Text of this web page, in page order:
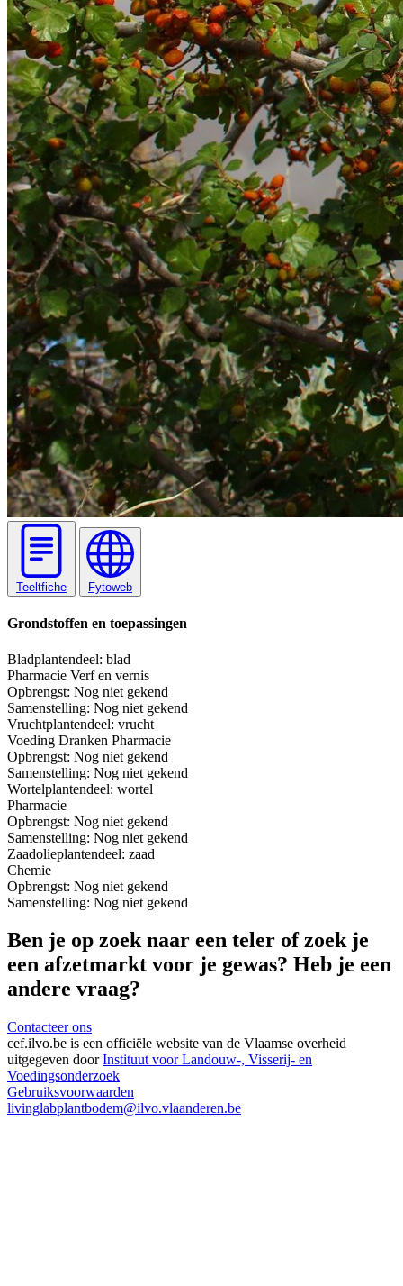
Teeltfiche Fytoweb
Grondstoffen en toepassingen
Bladplantendeel: blad
Pharmacie Verf en vernis
Opbrengst: Nog niet gekend
Samenstelling: Nog niet gekend
Vruchtplantendeel: vrucht
Voeding Dranken Pharmacie
Opbrengst: Nog niet gekend
Samenstelling: Nog niet gekend
Wortelplantendeel: wortel
Pharmacie
Opbrengst: Nog niet gekend
Samenstelling: Nog niet gekend
Zaadolieplantendeel: zaad
Chemie
Opbrengst: Nog niet gekend
Samenstelling: Nog niet gekend
Ben je op zoek naar een teler of zoek je
een afzetmarkt voor je gewas? Heb je een
andere vraag?
Contacteer ons
cef.ilvo.be is een officiële website van de Vlaamse overheid
uitgegeven doorInstituut voor Landouw-, Visserij- en
Voedingsonderzoek
Gebruiksvoorwaarden
livinglabplantbodem@ilvo.vlaanderen.be